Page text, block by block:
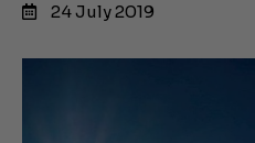
24 July 2019